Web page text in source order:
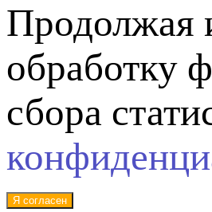
Продолжая
обработку
сбора
Я согласен